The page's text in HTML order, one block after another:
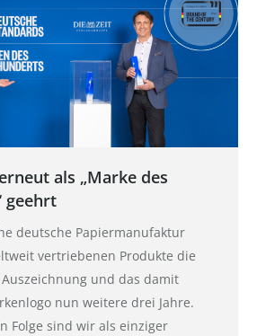
als „Marke des
geehrt
deutsche Papiermanufaktur
vertriebenen Produkte die
und das damit
nun weitere drei Jahre.
Folge sind wir als einziger